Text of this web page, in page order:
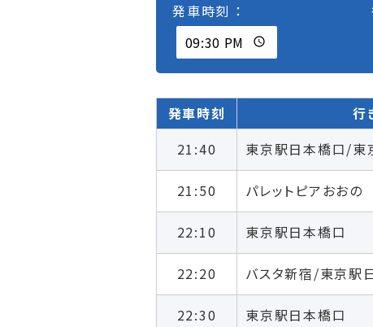
発車時刻 ：
発車時刻 行
21:40
東京駅日本橋口/東
21:50 パレットピアおおの
22:10 東京駅日本橋口
22:20 バスタ新宿/東京駅
22:30 東京駅日本橋口